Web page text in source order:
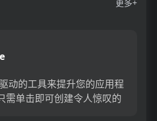
更多+
动的工具来提升您的应用程
需单击即可创建令人惊叹的